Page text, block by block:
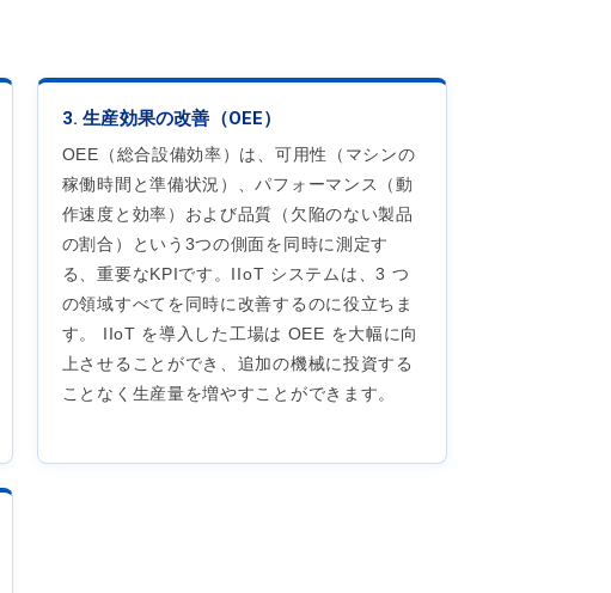
3. 生産効果の改善（OEE）
OEE（総合設備効率）は、可用性（マシンの
稼働時間と準備状況）、パフォーマンス（動
作速度と効率）および品質（欠陥のない製品
の割合）という3つの側面を同時に測定す
る、重要なKPIです。IIoT システムは、3 つ
の領域すべてを同時に改善するのに役立ちま
す。 IIoT を導入した工場は OEE を大幅に向
上させることができ、追加の機械に投資する
ことなく生産量を増やすことができます。